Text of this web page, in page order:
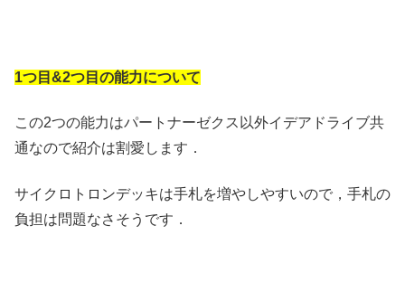
1つ目&2つ目の能力について
この2つの能力はパートナーゼクス以外イデアドライブ共
通なので紹介は割愛します．
サイクロトロンデッキは手札を増やしやすいので，手札の
負担は問題なさそうです．